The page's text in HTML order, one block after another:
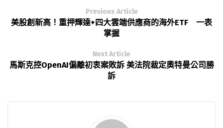
Previous Article
美股創新高！重押輝達+四大雲端供應商的海外ETF 一表
掌握
Next Article
馬斯克控OpenAI偏離初衷案敗訴 美法院裁定奧特曼公司勝
訴